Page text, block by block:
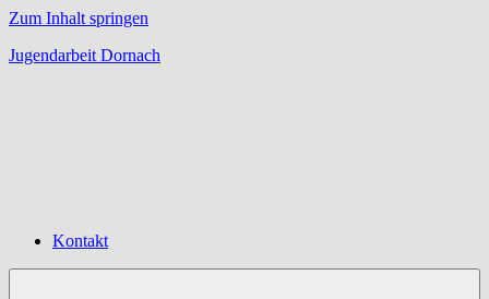
Zum Inhalt springen
Jugendarbeit Dornach
Kontakt